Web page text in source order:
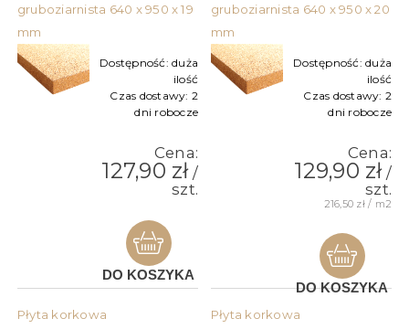
gruboziarnista 640 x 950 x 19
mm
Dostępność: duża
ilość
Czas dostawy: 2
dni robocze
Cena:
127,90 zł/
szt.
DO KOSZYKA
gruboziarnista 640 x 950 x 20
mm
Dostępność: duża
ilość
Czas dostawy: 2
dni robocze
Cena:
129,90 zł/
szt.
216,50 zł / m2
DO KOSZYKA
Płyta korkowa
Płyta korkowa